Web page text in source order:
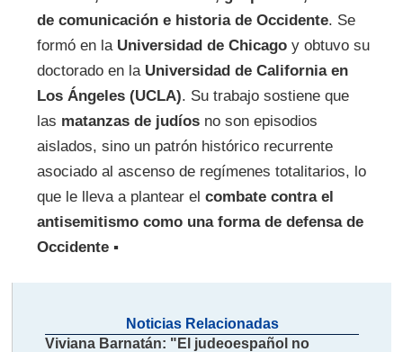
de comunicación e historia de Occidente. Se
formó en la Universidad de Chicagoy obtuvo su
doctorado en la Universidad de California en
Los Ángeles (UCLA). Su trabajo sostiene que
las matanzas de judíosno son episodios
aislados, sino un patrón histórico recurrente
asociado al ascenso de regímenes totalitarios, lo
que le lleva a plantear el combate contra el
antisemitismo como una forma de defensa de
Occidente▪
Noticias Relacionadas
Viviana Barnatán: "El judeoespañol no